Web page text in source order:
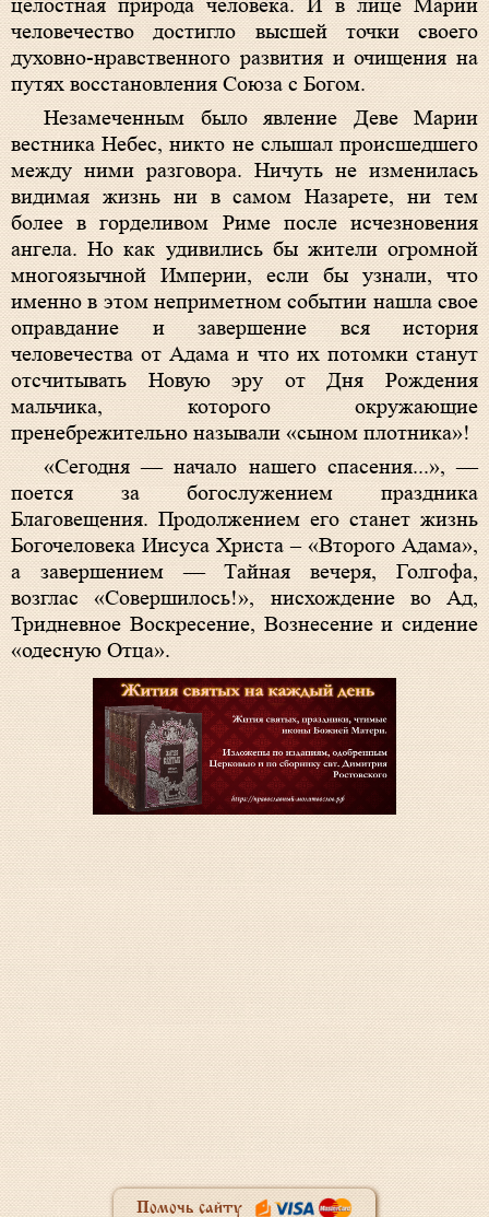
целостная природа человека. И в лице Марии
человечество достигло высшей точки своего
духовно-нравственного развития и очищения на
путях восстановления Союза с Богом.
Незамеченным было явление Деве Марии
вестника Небес, никто не слышал происшедшего
между ними разговора. Ничуть не изменилась
видимая жизнь ни в самом Назарете, ни тем
более в горделивом Риме после исчезновения
ангела. Но как удивились бы жители огромной
многоязычной Империи, если бы узнали, что
именно в этом неприметном событии нашла свое
оправдание и завершение вся история
человечества от Адама и что их потомки станут
отсчитывать Новую эру от Дня Рождения
мальчика, которого окружающие
пренебрежительно называли «сыном плотника»!
«Сегодня — начало нашего спасения...», —
поется за богослужением праздника
Благовещения. Продолжением его станет жизнь
Богочеловека Иисуса Христа – «Второго Адама»,
а завершением — Тайная вечеря, Голгофа,
возглас «Совершилось!», нисхождение во Ад,
Тридневное Воскресение, Вознесение и сидение
«одесную Отца».
Помочь сайту